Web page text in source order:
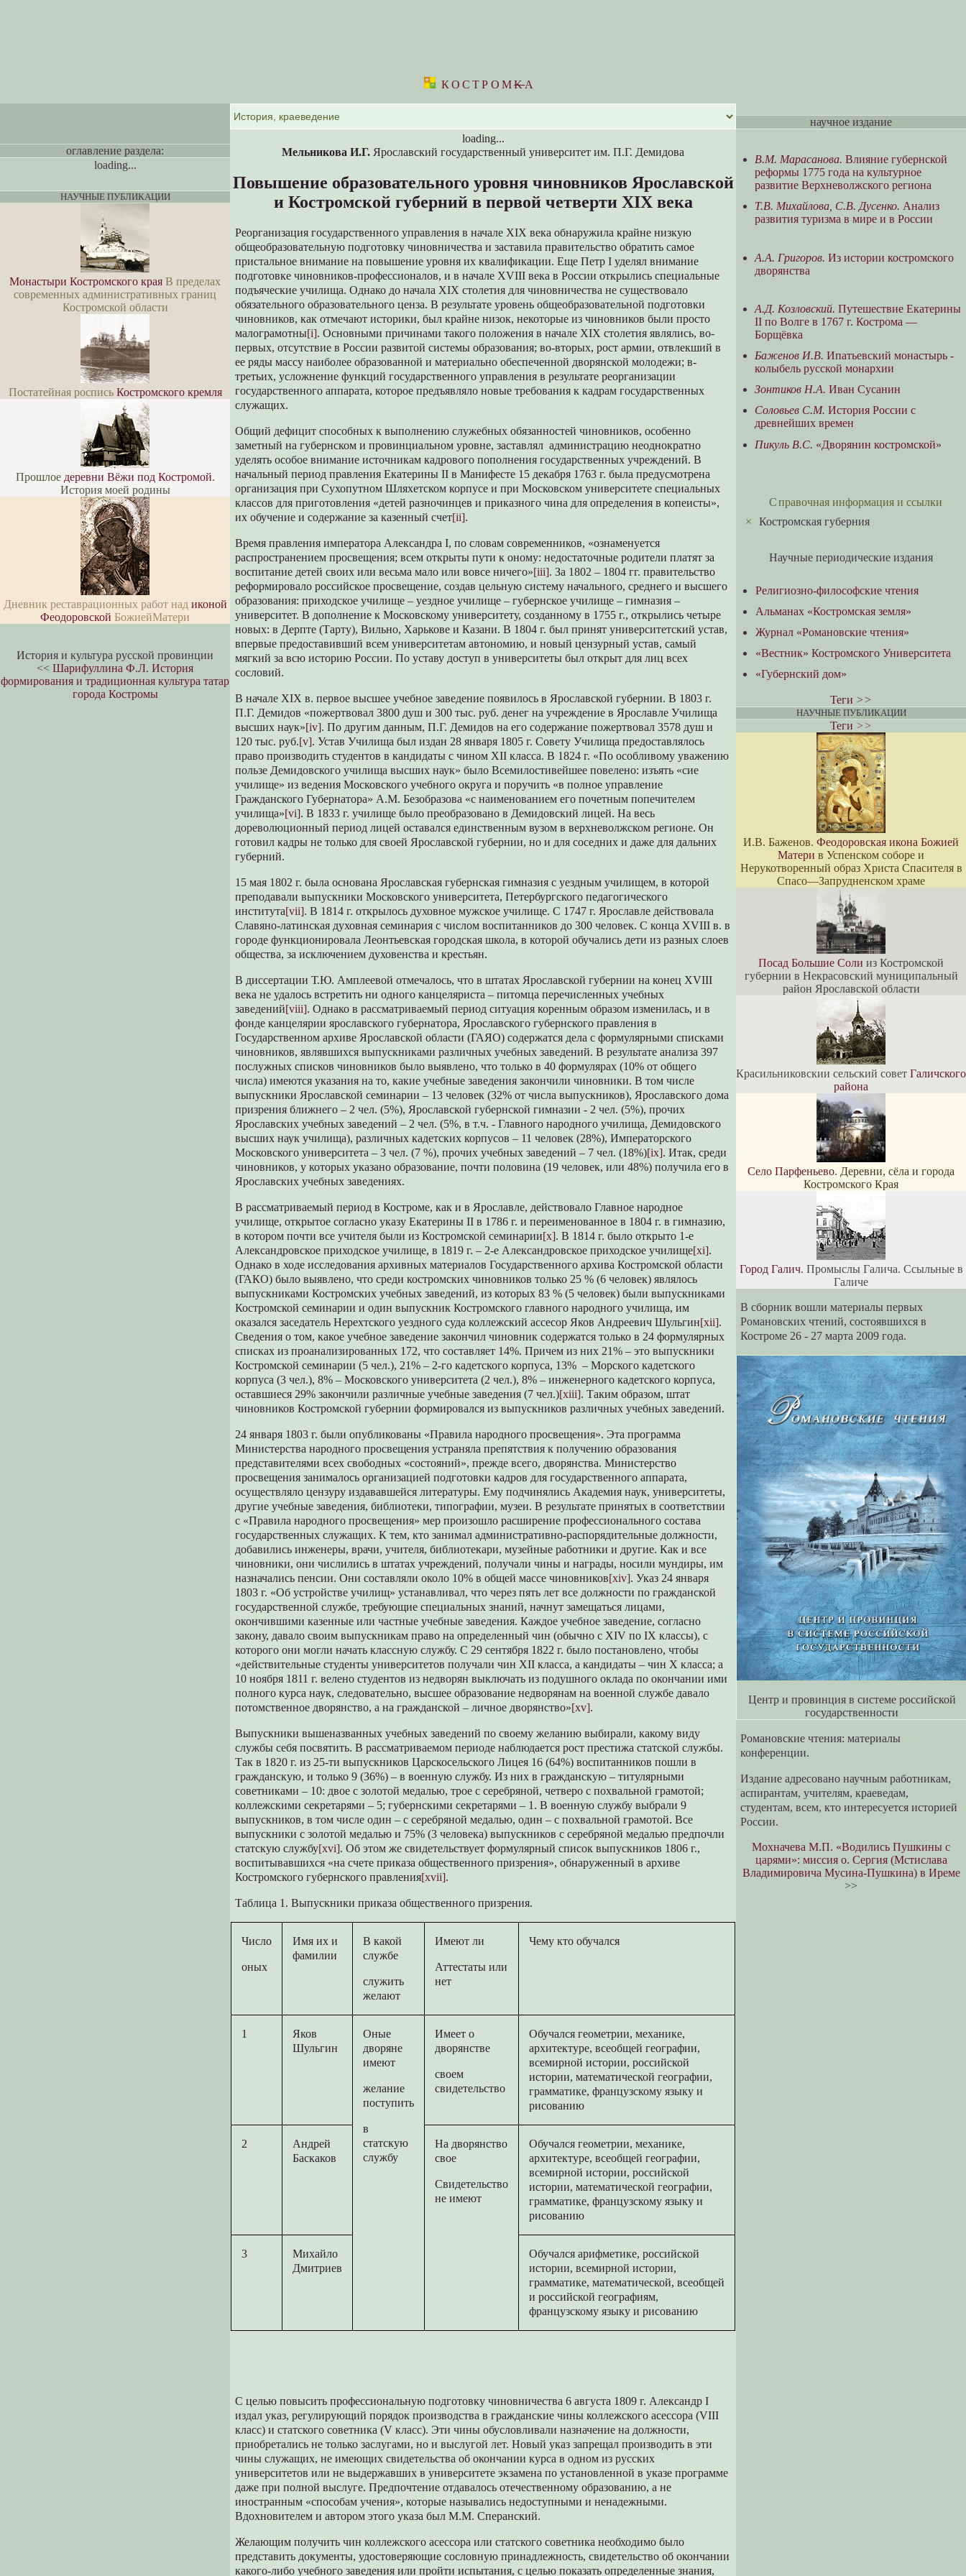
КОСТРОМKА
loading...
Мельникова И.Г. Ярославский государственный университет им. П.Г. Демидова
Повышение образовательного уровня чиновников Ярославской
и Костромской губерний в первой четверти XIX века
Реорганизация государственного управления в начале XIX века обнаружила крайне низкую
общеобразовательную подготовку чиновничества и заставила правительство обратить самое
пристальное внимание на повышение уровня их квалификации. Еще Петр I уделял внимание
подготовке чиновников-профессионалов, и в начале XVIII века в России открылись специальные
подъяческие училища. Однако до начала XIX столетия для чиновничества не существовало
обязательного образовательного ценза. В результате уровень общеобразовательной подготовки
чиновников, как отмечают историки, был крайне низок, некоторые из чиновников были просто
малограмотны[i]. Основными причинами такого положения в начале XIX столетия являлись, во-
первых, отсутствие в России развитой системы образования; во-вторых, рост армии, отвлекший в
ее ряды массу наиболее образованной и материально обеспеченной дворянской молодежи; в-
третьих, усложнение функций государственного управления в результате реорганизации
государственного аппарата, которое предъявляло новые требования к кадрам государственных
служащих.
Общий дефицит способных к выполнению служебных обязанностей чиновников, особенно
заметный на губернском и провинциальном уровне, заставлял администрацию неоднократно
уделять особое внимание источникам кадрового пополнения государственных учреждений. В
начальный период правления Екатерины II в Манифесте 15 декабря 1763 г. была предусмотрена
организация при Сухопутном Шляхетском корпусе и при Московском университете специальных
классов для приготовления «детей разночинцев и приказного чина для определения в копеисты»,
их обучение и содержание за казенный счет[ii].
Время правления императора Александра I, по словам современников, «ознаменуется
распространением просвещения; всем открыты пути к оному: недостаточные родители платят за
воспитание детей своих или весьма мало или вовсе ничего»[iii]. За 1802 – 1804 гг. правительство
реформировало российское просвещение, создав цельную систему начального, среднего и высшего
образования: приходское училище – уездное училище – губернское училище – гимназия –
университет. В дополнение к Московскому университету, созданному в 1755 г., открылись четыре
новых: в Дерпте (Тарту), Вильно, Харькове и Казани. В 1804 г. был принят университетский устав,
впервые предоставивший всем университетам автономию, и новый цензурный устав, самый
мягкий за всю историю России. По уставу доступ в университеты был открыт для лиц всех
сословий.
В начале XIX в. первое высшее учебное заведение появилось в Ярославской губернии. В 1803 г.
П.Г. Демидов «пожертвовал 3800 душ и 300 тыс. руб. денег на учреждение в Ярославле Училища
высших наук»[iv]. По другим данным, П.Г. Демидов на его содержание пожертвовал 3578 душ и
120 тыс. руб.[v]. Устав Училища был издан 28 января 1805 г. Совету Училища предоставлялось
право производить студентов в кандидаты с чином XII класса. В 1824 г. «По особливому уважению
пользе Демидовского училища высших наук» было Всемилостивейшее повелено: изъять «сие
училище» из ведения Московского учебного округа и поручить «в полное управление
Гражданского Губернатора» А.М. Безобразова «с наименованием его почетным попечителем
училища»[vi]. В 1833 г. училище было преобразовано в Демидовский лицей. На весь
дореволюционный период лицей оставался единственным вузом в верхневолжском регионе. Он
готовил кадры не только для своей Ярославской губернии, но и для соседних и даже для дальних
губерний.
15 мая 1802 г. была основана Ярославская губернская гимназия с уездным училищем, в которой
преподавали выпускники Московского университета, Петербургского педагогического
института[vii]. В 1814 г. открылось духовное мужское училище. С 1747 г. Ярославле действовала
Славяно-латинская духовная семинария с числом воспитанников до 300 человек. С конца XVIII в. в
городе функционировала Леонтьевская городская школа, в которой обучались дети из разных слоев
общества, за исключением духовенства и крестьян.
В диссертации Т.Ю. Амплеевой отмечалось, что в штатах Ярославской губернии на конец XVIII
века не удалось встретить ни одного канцеляриста – питомца перечисленных учебных
заведений[viii]. Однако в рассматриваемый период ситуация коренным образом изменилась, и в
фонде канцелярии ярославского губернатора, Ярославского губернского правления в
Государственном архиве Ярославской области (ГАЯО) содержатся дела с формулярными списками
чиновников, являвшихся выпускниками различных учебных заведений. В результате анализа 397
послужных списков чиновников было выявлено, что только в 40 формулярах (10% от общего
числа) имеются указания на то, какие учебные заведения закончили чиновники. В том числе
выпускники Ярославской семинарии – 13 человек (32% от числа выпускников), Ярославского дома
призрения ближнего – 2 чел. (5%), Ярославской губернской гимназии - 2 чел. (5%), прочих
Ярославских учебных заведений – 2 чел. (5%, в т.ч. - Главного народного училища, Демидовского
высших наук училища), различных кадетских корпусов – 11 человек (28%), Императорского
Московского университета – 3 чел. (7 %), прочих учебных заведений – 7 чел. (18%)[ix]. Итак, среди
чиновников, у которых указано образование, почти половина (19 человек, или 48%) получила его в
Ярославских учебных заведениях.
В рассматриваемый период в Костроме, как и в Ярославле, действовало Главное народное
училище, открытое согласно указу Екатерины II в 1786 г. и переименованное в 1804 г. в гимназию,
в котором почти все учителя были из Костромской семинарии[x]. В 1814 г. было открыто 1-е
Александровское приходское училище, в 1819 г. – 2-е Александровское приходское училище[xi].
Однако в ходе исследования архивных материалов Государственного архива Костромской области
(ГАКО) было выявлено, что среди костромских чиновников только 25 % (6 человек) являлось
выпускниками Костромских учебных заведений, из которых 83 % (5 человек) были выпускниками
Костромской семинарии и один выпускник Костромского главного народного училища, им
оказался заседатель Нерехтского уездного суда коллежский ассесор Яков Андреевич Шульгин[xii].
Сведения о том, какое учебное заведение закончил чиновник содержатся только в 24 формулярных
списках из проанализированных 172, что составляет 14%. Причем из них 21% – это выпускники
Костромской семинарии (5 чел.), 21% – 2-го кадетского корпуса, 13% – Морского кадетского
корпуса (3 чел.), 8% – Московского университета (2 чел.), 8% – инженерного кадетского корпуса,
оставшиеся 29% закончили различные учебные заведения (7 чел.)[xiii]. Таким образом, штат
чиновников Костромской губернии формировался из выпускников различных учебных заведений.
24 января 1803 г. были опубликованы «Правила народного просвещения». Эта программа
Министерства народного просвещения устраняла препятствия к получению образования
представителями всех свободных «состояний», прежде всего, дворянства. Министерство
просвещения занималось организацией подготовки кадров для государственного аппарата,
осуществляло цензуру издававшейся литературы. Ему подчинялись Академия наук, университеты,
другие учебные заведения, библиотеки, типографии, музеи. В результате принятых в соответствии
с «Правила народного просвещения» мер произошло расширение профессионального состава
государственных служащих. К тем, кто занимал административно-распорядительные должности,
добавились инженеры, врачи, учителя, библиотекари, музейные работники и другие. Как и все
чиновники, они числились в штатах учреждений, получали чины и награды, носили мундиры, им
назначались пенсии. Они составляли около 10% в общей массе чиновников[xiv]. Указ 24 января
1803 г. «Об устройстве училищ» устанавливал, что через пять лет все должности по гражданской
государственной службе, требующие специальных знаний, начнут замещаться лицами,
окончившими казенные или частные учебные заведения. Каждое учебное заведение, согласно
закону, давало своим выпускникам право на определенный чин (обычно с XIV по IX классы), с
которого они могли начать классную службу. С 29 сентября 1822 г. было постановлено, чтобы
«действительные студенты университетов получали чин XII класса, а кандидаты – чин X класса; а
10 ноября 1811 г. велено студентов из недворян выключать из подушного оклада по окончании ими
полного курса наук, следовательно, высшее образование недворянам на военной службе давало
потомственное дворянство, а на гражданской – личное дворянство»[xv].
Выпускники вышеназванных учебных заведений по своему желанию выбирали, какому виду
службы себя посвятить. В рассматриваемом периоде наблюдается рост престижа статской службы.
Так в 1820 г. из 25-ти выпускников Царскосельского Лицея 16 (64%) воспитанников пошли в
гражданскую, и только 9 (36%) – в военную службу. Из них в гражданскую – титулярными
советниками – 10: двое с золотой медалью, трое с серебряной, четверо с похвальной грамотой;
коллежскими секретарями – 5; губернскими секретарями – 1. В военную службу выбрали 9
выпускников, в том числе один – с серебряной медалью, один – с похвальной грамотой. Все
выпускники с золотой медалью и 75% (3 человека) выпускников с серебряной медалью предпочли
статскую службу[xvi]. Об этом же свидетельствует формулярный список выпускников 1806 г.,
воспитывавшихся «на счете приказа общественного призрения», обнаруженный в архиве
Костромского губернского правления[xvii].
Таблица 1. Выпускники приказа общественного призрения.
Число
оных
Имя их и
фамилии
В какой
службе
служить
желают
Имеют ли
Аттестаты или
нет
Чему кто обучался
1
Яков
Шульгин
Оные
дворяне
имеют
желание
поступить
в
статскую
службу
Имеет о
дворянстве
своем
свидетельство
Обучался геометрии, механике,
архитектуре, всеобщей географии,
всемирной истории, российской
истории, математической географии,
грамматике, французскому языку и
рисованию
2
Андрей
Баскаков
На дворянство
свое
Свидетельство
не имеют
Обучался геометрии, механике,
архитектуре, всеобщей географии,
всемирной истории, российской
истории, математической географии,
грамматике, французскому языку и
рисованию
3
Михайло
Дмитриев
Обучался арифметике, российской
истории, всемирной истории,
грамматике, математической, всеобщей
и российской географиям,
французскому языку и рисованию
С целью повысить профессиональную подготовку чиновничества 6 августа 1809 г. Александр I
издал указ, регулирующий порядок производства в гражданские чины коллежского асессора (VIII
класс) и статского советника (V класс). Эти чины обусловливали назначение на должности,
приобретались не только заслугами, но и выслугой лет. Новый указ запрещал производить в эти
чины служащих, не имеющих свидетельства об окончании курса в одном из русских
университетов или не выдержавших в университете экзамена по установленной в указе программе
даже при полной выслуге. Предпочтение отдавалось отечественному образованию, а не
иностранным «способам учения», которые назывались недоступными и ненадежными.
Вдохновителем и автором этого указа был М.М. Сперанский.
Желающим получить чин коллежского асессора или статского советника необходимо было
представить документы, удостоверяющие сословную принадлежность, свидетельство об окончании
какого-либо учебного заведения или пройти испытания, с целью показать определенные знания,
оглавление раздела:
loading...
НАУЧНЫЕ ПУБЛИКАЦИИ
Монастыри Костромского края В пределах
современных административных границ
Костромской области
Постатейная роспись Костромского кремля
Прошлое деревни Вёжи под Костромой.
История моей родины
Дневник реставрационных работ над иконой
Феодоровской БожиейМатери
История и культура русской провинции
<< Шарифуллина Ф.Л. История
формирования и традиционная культура татар
города Костромы
научное издание
В.М. Марасанова. Влияние губернской
реформы 1775 года на культурное
развитие Верхневолжского региона
Т.В. Михайлова, С.В. Дусенко. Анализ
развития туризма в мире и в России
А.А. Григоров. Из истории костромского
дворянства
А.Д. Козловский. Путешествие Екатерины
II по Волге в 1767 г. Кострома —
Борщёвка
Баженов И.В. Ипатьевский монастырь -
колыбель русской монархии
Зонтиков Н.А. Иван Сусанин
Соловьев С.М. История России с
древнейших времен
Пикуль В.С. «Дворянин костромской»
Справочная информация и ссылки
×Костромская губерния
Научные периодические издания
Религиозно-философские чтения
Альманах «Костромская земля»
Журнал «Романовские чтения»
«Вестник» Костромского Университета
«Губернский дом»
Теги >>
НАУЧНЫЕ ПУБЛИКАЦИИ
Теги >>
И.В. Баженов. Феодоровская икона Божией
Матери в Успенском соборе и
Нерукотворенный образ Христа Спасителя в
Спасо—Запрудненском храме
Посад Большие Соли из Костромской
губернии в Некрасовский муниципальный
район Ярославской области
Красильниковскии сельский совет Галичского
района
Село Парфеньево. Деревни, сёла и города
Костромского Края
Город Галич. Промыслы Галича. Ссыльные в
Галиче
В сборник вошли материалы первых
Романовских чтений, состоявшихся в
Костроме 26 - 27 марта 2009 года.
Центр и провинция в системе российской
государственности
Романовские чтения: материалы
конференции.
Издание адресовано научным работникам,
аспирантам, учителям, краеведам,
студентам, всем, кто интересуется историей
России.
Мохначева М.П. «Водились Пушкины с
царями»: миссия о. Сергия (Мстислава
Владимировича Мусина-Пушкина) в Иреме
>>